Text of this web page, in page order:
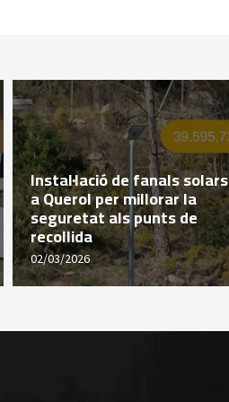
Instal·lació de fanals solars
a Querol per millorar la
seguretat als punts de
recollida
02/03/2026